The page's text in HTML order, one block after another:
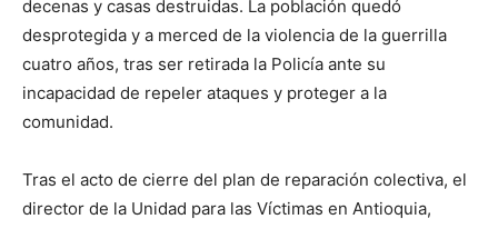
decenas y casas destruidas. La población quedó
desprotegida y a merced de la violencia de la guerrilla
cuatro años, tras ser retirada la Policía ante su
incapacidad de repeler ataques y proteger a la
comunidad.
Tras el acto de cierre del plan de reparación colectiva, el
director de la Unidad para las Víctimas en Antioquia,